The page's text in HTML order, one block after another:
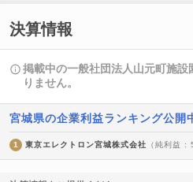
決算情報
掲載中の一般社団法人山元町施
りません。
宮城県の企業利益ランキング公開
1 東京エレクトロン宮城株式会社 （純利益 :